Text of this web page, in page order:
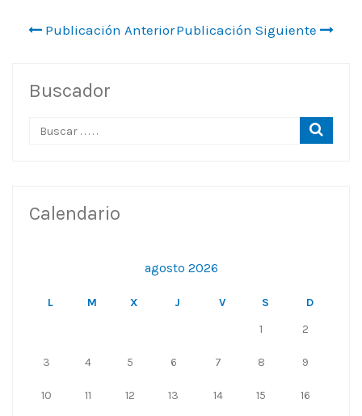
Publicación AnteriorPublicación Siguiente
Buscador
Calendario
agosto 2026
L M X J V S
D
1
2
3 4 5 6 7 8 9
10 11 12 13 14 15 16